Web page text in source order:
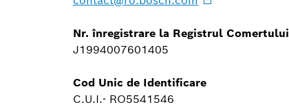
Nr. înregistrare la Registrul Comertului
J1994007601405
Cod Unic de Identificare
C.U.I.- RO5541546